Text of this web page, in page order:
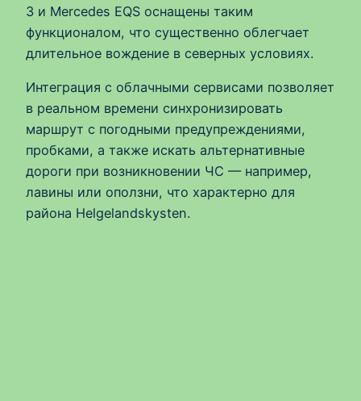
3 и Mercedes EQS оснащены таким
функционалом, что существенно облегчает
длительное вождение в северных условиях.
Интеграция с облачными сервисами позволяет
в реальном времени синхронизировать
маршрут с погодными предупреждениями,
пробками, а также искать альтернативные
дороги при возникновении ЧС — например,
лавины или оползни, что характерно для
района Helgelandskysten.